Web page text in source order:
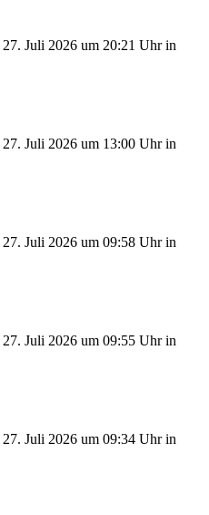
27. Juli 2026 um 20:21 Uhr in
27. Juli 2026 um 13:00 Uhr in
27. Juli 2026 um 09:58 Uhr in
27. Juli 2026 um 09:55 Uhr in
27. Juli 2026 um 09:34 Uhr in